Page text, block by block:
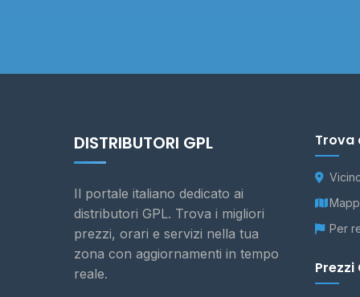
DISTRIBUTORI GPL
Il portale italiano dedicato ai
distributori GPL. Trova i migliori
prezzi, orari e servizi nella tua
zona con aggiornamenti in tempo
reale.
Trova
Per
Prezzi